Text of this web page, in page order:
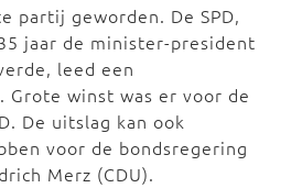
partij geworden. De SPD,
jaar de minister-president
leed een
Grote winst was er voor de
De uitslag kan ook
voor de bondsregering
Merz (CDU).